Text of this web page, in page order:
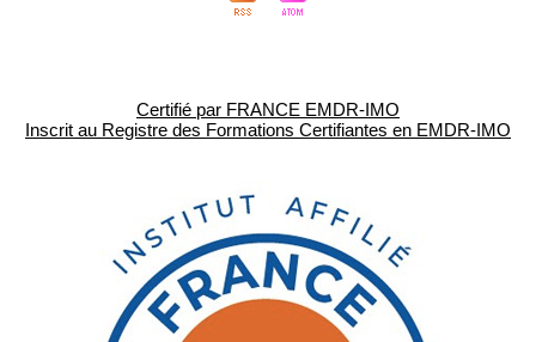
Certifié par FRANCE EMDR-IMO
Inscrit au Registre des Formations Certifiantes en EMDR-IMO